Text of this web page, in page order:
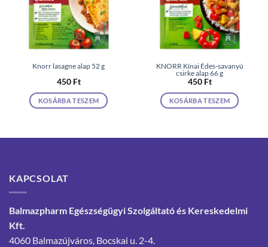
Knorr lasagne alap 52 g
450 Ft
KOSÁRBA TESZEM
KNORR Kínai Édes-savanyú
csirke alap 66 g
450 Ft
KOSÁRBA TESZEM
KAPCSOLAT
Balmazpharm Egészségügyi Szolgáltató és Kereskedelmi
Kft.
4060 Balmazújváros, Bocskai u. 2-4.